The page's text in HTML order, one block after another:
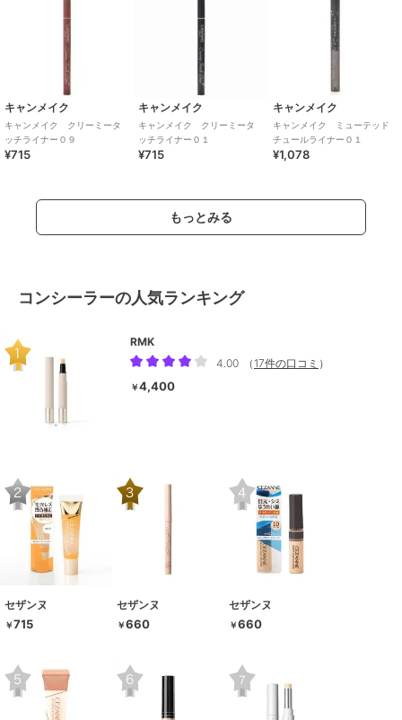
キャンメイク
キャンメイク クリーミータ
ッチライナー０９
¥715
キャンメイク
キャンメイク クリーミータ
ッチライナー０１
¥715
キャンメイク
キャンメイク ミューテッド
チュールライナー０１
¥1,078
もっとみる
コンシーラーの人気ランキング
RMK
4.00
（ 17件の口コミ ）
￥4,400
セザンヌ
￥715
セザンヌ
￥660
セザンヌ
￥660